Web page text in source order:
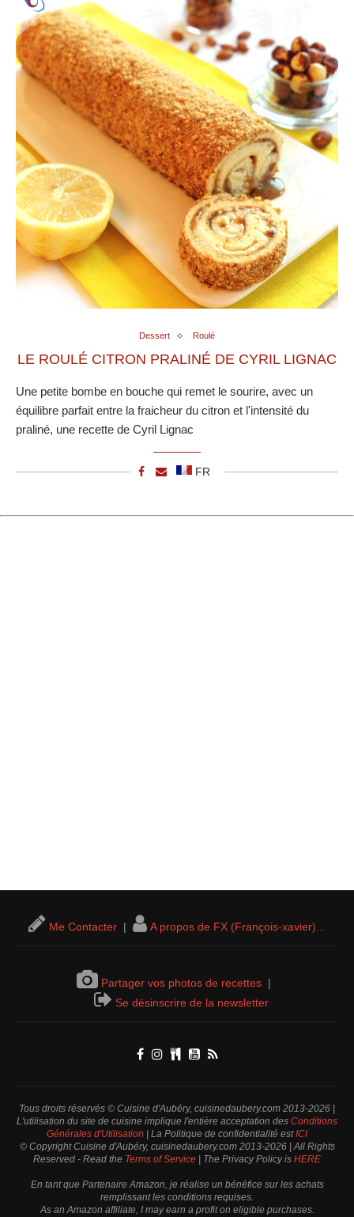
Dessert Roulé
LE ROULÉ CITRON PRALINÉ DE CYRIL LIGNAC
Une petite bombe en bouche qui remet le sourire, avec un
équilibre parfait entre la fraicheur du citron et l'intensité du
praliné, une recette de Cyril Lignac
FR
Me Contacter | A propos de FX (François-xavier)...
Partager vos photos de recettes |
Se désinscrire de la newsletter
Tous droits réservés © Cuisine d'Aubéry, cuisinedaubery.com 2013-2026 |
L'utilisation du site de cuisine implique l'entière acceptation des Conditions
Générales d'Utilisation | La Politique de confidentialité estICI
© Copyright Cuisine d'Aubéry, cuisinedaubery.com 2013-2026 | All Rights
Reserved - Read the Terms of Service | The Privacy Policy is HERE
En tant que Partenaire Amazon, je réalise un bénéfice sur les achats
remplissant les conditions requises.
As an Amazon affiliate, I may earn a profit on eligible purchases.